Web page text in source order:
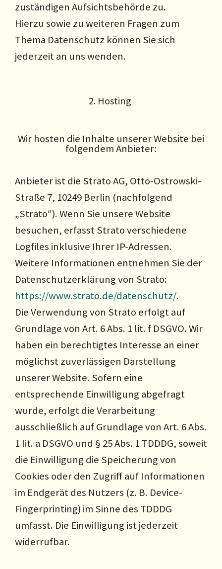
zuständigen Aufsichtsbehörde zu.
Hierzu sowie zu weiteren Fragen zum
Thema Datenschutz können Sie sich
jederzeit an uns wenden.
2. Hosting
Wir hosten die Inhalte unserer Website bei
folgendem Anbieter:
Anbieter ist die Strato AG, Otto-Ostrowski-
Straße 7, 10249 Berlin (nachfolgend
„Strato“). Wenn Sie unsere Website
besuchen, erfasst Strato verschiedene
Logfiles inklusive Ihrer IP-Adressen.
Weitere Informationen entnehmen Sie der
Datenschutzerklärung von Strato:
https://www.strato.de/datenschutz/.
Die Verwendung von Strato erfolgt auf
Grundlage von Art. 6 Abs. 1 lit. f DSGVO. Wir
haben ein berechtigtes Interesse an einer
möglichst zuverlässigen Darstellung
unserer Website. Sofern eine
entsprechende Einwilligung abgefragt
wurde, erfolgt die Verarbeitung
ausschließlich auf Grundlage von Art. 6 Abs.
1 lit. a DSGVO und § 25 Abs. 1 TDDDG, soweit
die Einwilligung die Speicherung von
Cookies oder den Zugriff auf Informationen
im Endgerät des Nutzers (z. B. Device-
Fingerprinting) im Sinne des TDDDG
umfasst. Die Einwilligung ist jederzeit
widerrufbar.